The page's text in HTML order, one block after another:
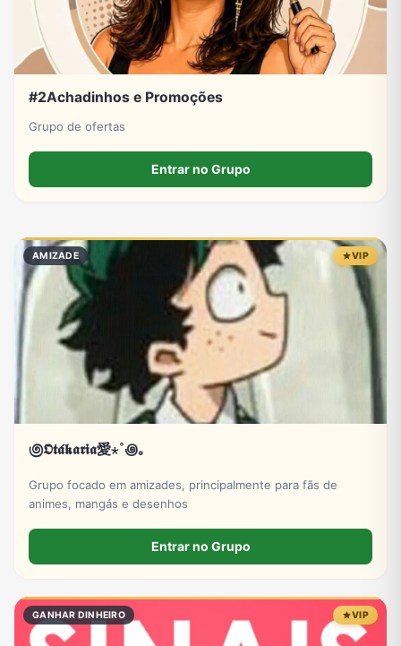
#2Achadinhos e Promoções
Grupo de ofertas
Entrar no Grupo
AMIZADE VIP
಄𝕺𝖙𝖆́𝖐𝖆𝖗𝖎𝖆愛⋆˚꩜｡
Grupo focado em amizades, principalmente para fãs de
animes, mangás e desenhos
Entrar no Grupo
GANHAR DINHEIRO VIP